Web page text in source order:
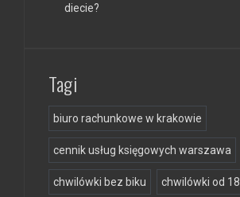
diecie?
Tagi
biuro rachunkowe w krakowie
cennik usług księgowych warszawa
chwilówki bez biku chwilówki od